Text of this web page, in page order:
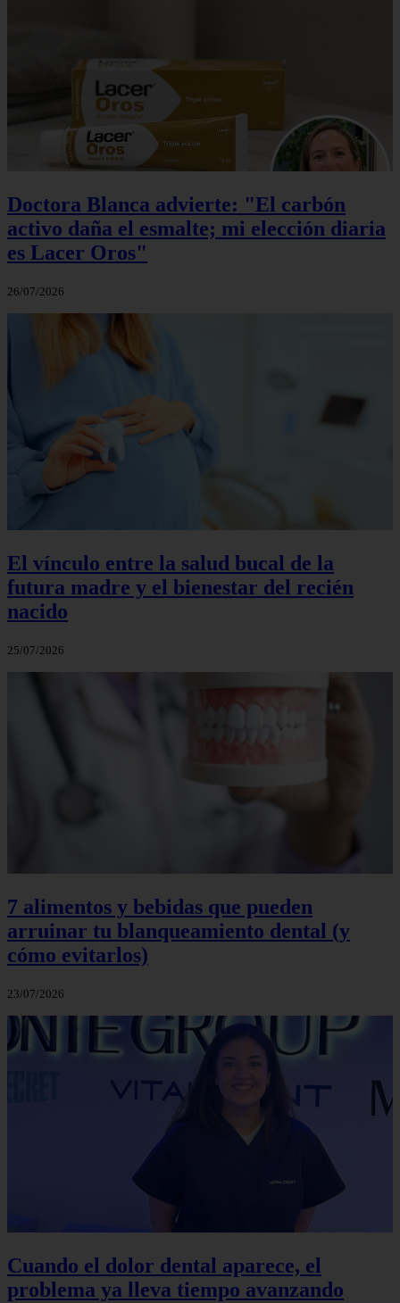
Doctora Blanca advierte: "El carbón
activo daña el esmalte; mi elección diaria
es Lacer Oros"
26/07/2026
El vínculo entre la salud bucal de la
futura madre y el bienestar del recién
nacido
25/07/2026
7 alimentos y bebidas que pueden
arruinar tu blanqueamiento dental (y
cómo evitarlos)
23/07/2026
Cuando el dolor dental aparece, el
problema ya lleva tiempo avanzando